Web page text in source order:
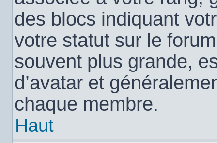
des blocs indiquant
votre statut sur le
souvent plus grande,
d’avatar et
chaque membre.
Haut